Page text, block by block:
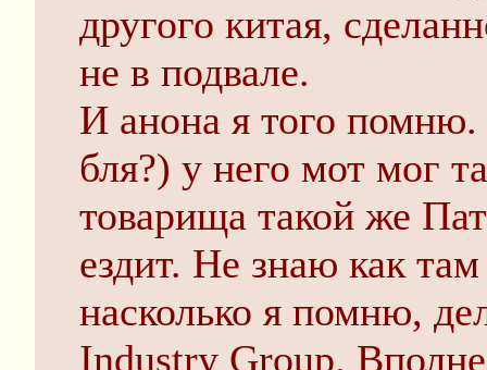
другого китая,
не в подвале.
И анона я того
бля?) у него мот мог
товарища такой же
ездит. Не знаю как
насколько я помню,
Industry Group.